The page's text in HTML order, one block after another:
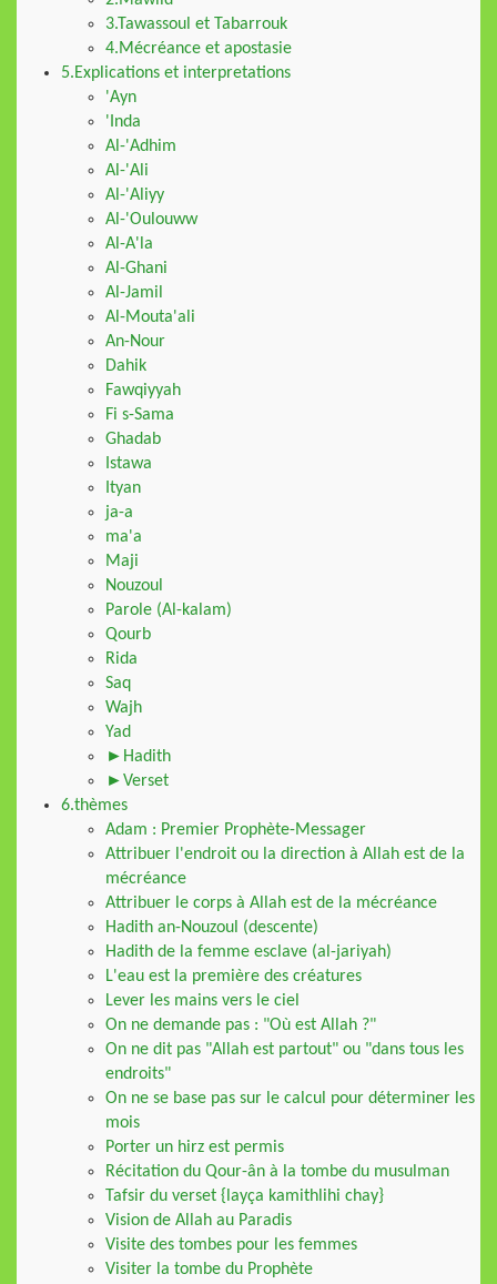
3.Tawassoul et Tabarrouk
4.Mécréance et apostasie
5.Explications et interpretations
'Ayn
'Inda
Al-'Adhim
Al-'Ali
Al-'Aliyy
Al-'Oulouww
Al-A'la
Al-Ghani
Al-Jamil
Al-Mouta'ali
An-Nour
Dahik
Fawqiyyah
Fi s-Sama
Ghadab
Istawa
Ityan
ja-a
ma'a
Maji
Nouzoul
Parole (Al-kalam)
Qourb
Rida
Saq
Wajh
Yad
►Hadith
►Verset
6.thèmes
Adam : Premier Prophète-Messager
Attribuer l'endroit ou la direction à Allah est de la
mécréance
Attribuer le corps à Allah est de la mécréance
Hadith an-Nouzoul (descente)
Hadith de la femme esclave (al-jariyah)
L'eau est la première des créatures
Lever les mains vers le ciel
On ne demande pas : "Où est Allah ?"
On ne dit pas "Allah est partout" ou "dans tous les
endroits"
On ne se base pas sur le calcul pour déterminer les
mois
Porter un hirz est permis
Récitation du Qour-ân à la tombe du musulman
Tafsir du verset {layça kamithlihi chay}
Vision de Allah au Paradis
Visite des tombes pour les femmes
Visiter la tombe du Prophète